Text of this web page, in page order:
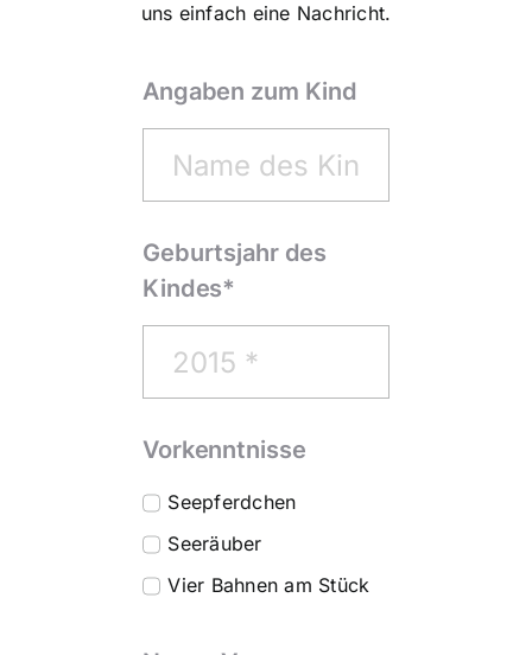
uns einfach eine Nachricht.
Angaben zum Kind
Geburtsjahr des
Kindes*
Vorkenntnisse
Seepferdchen
Seeräuber
Vier Bahnen am Stück